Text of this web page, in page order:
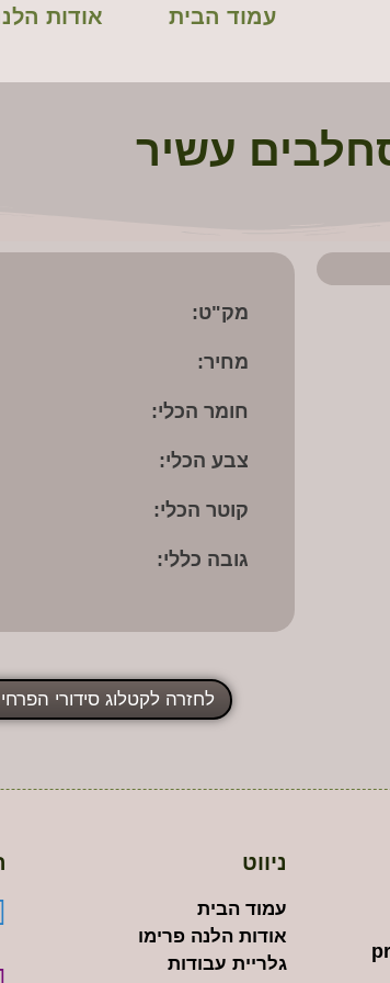
עמוד הבית אודות
עשיר
מק"ט:
מחיר:
חומר הכלי:
צבע הכלי:
קוטר הכלי:
גובה כללי:
לחזרה לקטלוג סידורי
ניווט
עמוד הבית
אודות הלנה פרימו
גלריית עבודות